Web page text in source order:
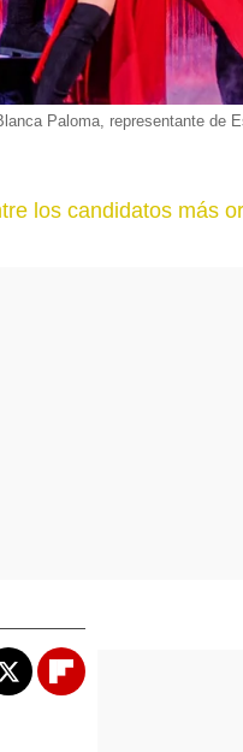
Paloma, representante de
los candidatos más
X Flipboard